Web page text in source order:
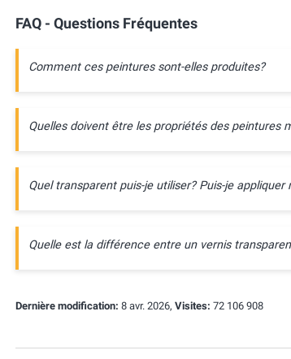
FAQ - Questions Fréquentes
Comment ces peintures sont-elles produites?
Quelles doivent être les propriétés des peintures
Quel transparent puis-je utiliser? Puis-je appliquer
Quelle est la différence entre un vernis
Dernière modification: 8 avr. 2026, Visites: 72 106 908